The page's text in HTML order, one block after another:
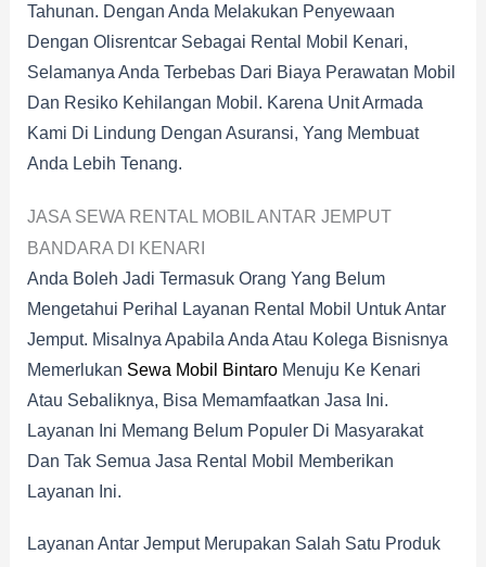
Tahunan. Dengan Anda Melakukan Penyewaan
Dengan Olisrentcar Sebagai Rental Mobil Kenari,
Selamanya Anda Terbebas Dari Biaya Perawatan Mobil
Dan Resiko Kehilangan Mobil. Karena Unit Armada
Kami Di Lindung Dengan Asuransi, Yang Membuat
Anda Lebih Tenang.
JASA SEWA RENTAL MOBIL ANTAR JEMPUT
BANDARA DI KENARI
Anda Boleh Jadi Termasuk Orang Yang Belum
Mengetahui Perihal Layanan Rental Mobil Untuk Antar
Jemput. Misalnya Apabila Anda Atau Kolega Bisnisnya
Memerlukan Sewa Mobil Bintaro Menuju Ke Kenari
Atau Sebaliknya, Bisa Memamfaatkan Jasa Ini.
Layanan Ini Memang Belum Populer Di Masyarakat
Dan Tak Semua Jasa Rental Mobil Memberikan
Layanan Ini.
Layanan Antar Jemput Merupakan Salah Satu Produk